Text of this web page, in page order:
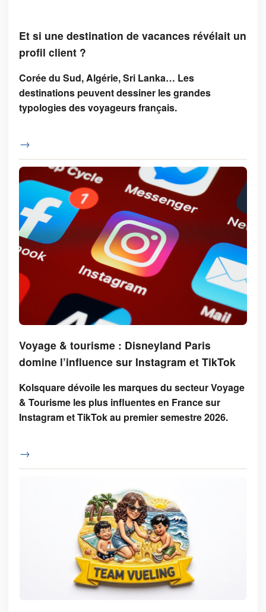
Et si une destination de vacances révélait un
profil client ?
Corée du Sud, Algérie, Sri Lanka… Les
destinations peuvent dessiner les grandes
typologies des voyageurs français.
→
Voyage & tourisme : Disneyland Paris
domine l’influence sur Instagram et TikTok
Kolsquare dévoile les marques du secteur Voyage
& Tourisme les plus influentes en France sur
Instagram et TikTok au premier semestre 2026.
→